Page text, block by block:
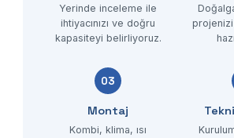
Yerinde inceleme ile
ihtiyacınızı ve doğru
kapasiteyi belirliyoruz.
03
Montaj
Kombi, klima, ısı